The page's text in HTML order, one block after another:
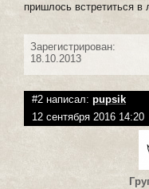
пришлось встретиться в
Зарегистрирован:
18.10.2013
#2 написал: pupsik
12 сентября 2016 14:20